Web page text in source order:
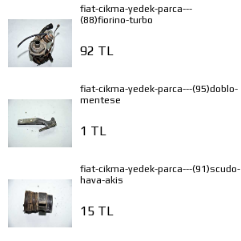
fiat-cikma-yedek-parca---
(88)fiorino-turbo
92 TL
fiat-cikma-yedek-parca---(95)doblo-
mentese
1 TL
fiat-cikma-yedek-parca---(91)scudo-
hava-akis
15 TL